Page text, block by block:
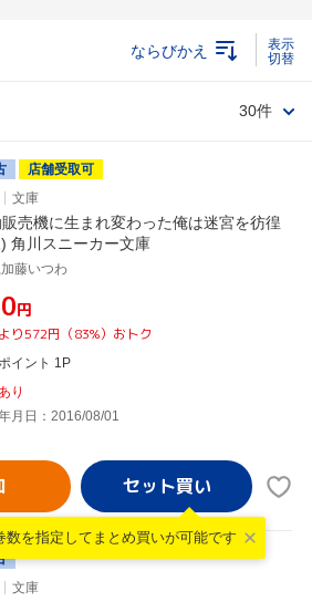
ならびかえ
30件
店舗受取可
文庫
販売機に生まれ変わった俺は迷宮を彷徨
角川スニーカー文庫
藤いつわ
円
り572円（83%）おトク
イント 1P
り
月日：2016/08/01
数を指定して まとめ買いが可能です
文庫